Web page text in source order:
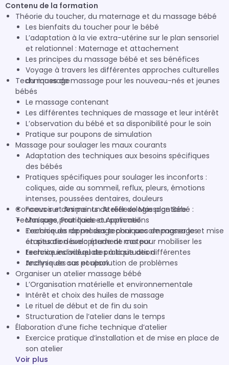
Contenu de la formation
Théorie du toucher, du maternage et du massage bébé
Les bienfaits du toucher pour le bébé
L’adaptation à la vie extra-utérine sur le plan sensoriel
et relationnel : Maternage et attachement
Les principes du massage bébé et ses bénéfices
Voyage à travers les différentes approches culturelles
du massage
Techniques de massage pour les nouveau-nés et jeunes
bébés
Le massage contenant
Les différentes techniques de massage et leur intérêt
L’observation du bébé et sa disponibilité pour le soin
Pratique sur poupons de simulation
Massage pour soulager les maux courants
Adaptation des techniques aux besoins spécifiques
des bébés
Pratiques spécifiques pour soulager les inconforts :
coliques, aide au sommeil, reflux, pleurs, émotions
intenses, poussées dentaires, douleurs
Focus sur des points de réflexologie plantaire
Massage pour l’aide au sommeil
Techniques de massage pour accompagner les
étapes de développement moteur
Exercice individuel de pratique des différentes
techniques sur poupon
Concevoir et Animer un Atelier de Massage Bébé :
Techniques, Pratiques et Applications
Exercice de rappel des techniques de massage et mise
en situation avec étude de cas pour mobiliser les
techniques adéquates à la situation
Analyse de cas et résolution de problèmes
Organiser un atelier massage bébé
L’Organisation matérielle et environnementale
Intérêt et choix des huiles de massage
Le rituel de début et de fin du soin
Structuration de l’atelier dans le temps
Élaboration d’une fiche technique d’atelier
Exercice pratique d’installation et de mise en place de
son atelier
Voir plus